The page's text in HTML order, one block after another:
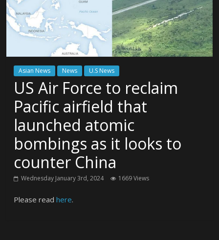
Asian News News U.S News
US Air Force to reclaim
Pacific airfield that
launched atomic
bombings as it looks to
counter China
Wednesday January 3rd, 2024 1669 Views
Please readhere.